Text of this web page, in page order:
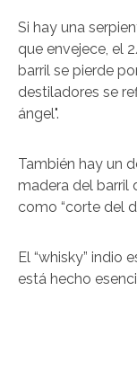
Si hay una
que envejece, el
barril se pierde
destiladores se
ángel".
También hay un
madera del barril
como “corte del
El “whisky” indio
está hecho